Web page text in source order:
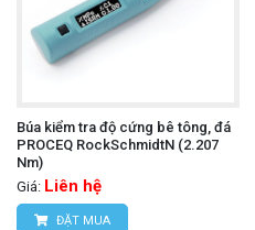
Búa kiểm tra độ cứng bê tông, đá
PROCEQ RockSchmidtN (2.207
Nm)
Giá: Liên hệ
ĐẶT MUA